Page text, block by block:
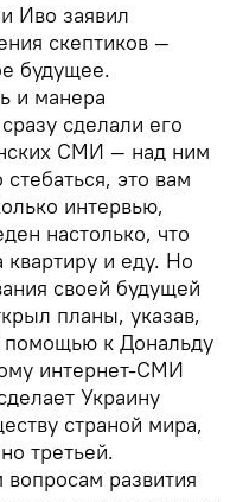
Иво заявил
скептиков —
будущее.
и манера
сделали его
СМИ — над ним
это вам
интервью,
настолько, что
квартиру и еду. Но
своей будущей
планы, указав,
помощью к Дональду
интернет-СМИ
Украину
страной мира,
третьей.
развития